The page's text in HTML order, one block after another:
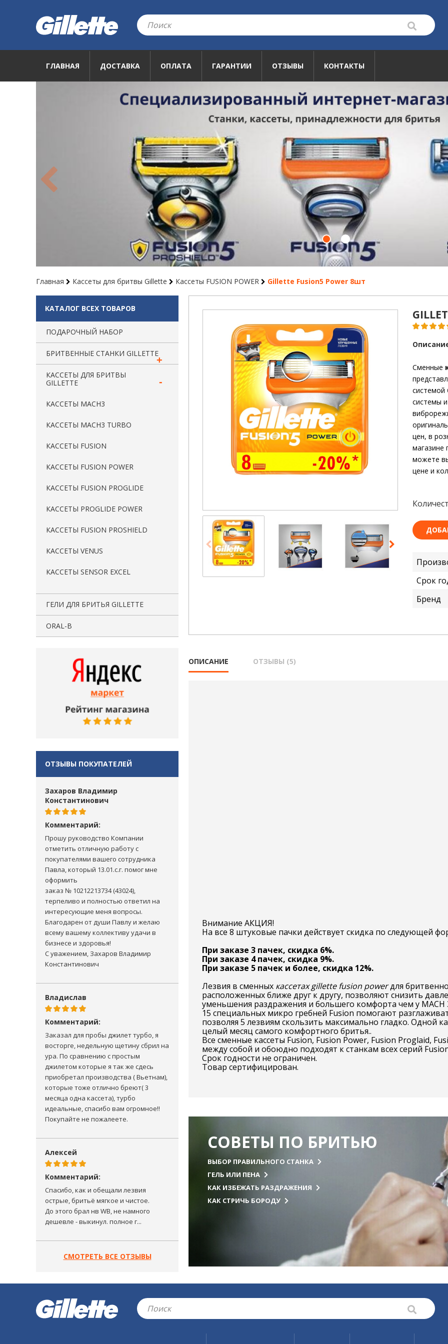
ГЛАВНАЯ ДОСТАВКА ОПЛАТА ГАРАНТИИ ОТЗЫВЫ КОНТАКТЫ
Главная Каcсеты для бритвы Gillette Кассеты FUSION POWER Gillette Fusion5 Power 8шт
КАТАЛОГ ВСЕХ ТОВАРОВ
ПОДАРОЧНЫЙ НАБОР
БРИТВЕННЫЕ СТАНКИ GILLETTE
КАCСЕТЫ ДЛЯ БРИТВЫ
GILLETTE
КАССЕТЫ MACH3
КАССЕТЫ MACH3 TURBO
КАССЕТЫ FUSION
КАССЕТЫ FUSION POWER
КАССЕТЫ FUSION PROGLIDE
КАССЕТЫ PROGLIDE POWER
КАССЕТЫ FUSION PROSHIELD
КАССЕТЫ VENUS
КАССЕТЫ SENSOR EXCEL
ГЕЛИ ДЛЯ БРИТЬЯ GILLETTE
ORAL-B
ОТЗЫВЫ ПОКУПАТЕЛЕЙ
Захаров Владимир
Константинович
Комментарий:
Прошу руководство Компании
отметить отличную работу с
покупателями вашего сотрудника
Павла, который 13.01.с.г. помог мне
оформить
заказ № 10212213734 (43024),
терпеливо и полностью ответил на
интересующие меня вопросы.
Благодарен от души Павлу и желаю
всему вашему коллективу удачи в
бизнесе и здоровья!
С уважением, Захаров Владимир
Константинович
Владислав
Комментарий:
Заказал для пробы джилет турбо, я
восторге, недельную щетину сбрил на
ура. По сравнению с простым
джилетом которые я так же сдесь
приобретал производства ( Вьетнам),
которые тоже отлично бреют( 3
месяца одна кассета), турбо
идеальные, спасибо вам огромное!!
Покупайте не пожалеете.
Алексей
Комментарий:
Спасибо, как и обещали лезвия
острые, бритьё мягкое и чистое.
До этого брал нв WB, не намного
дешевле - выкинул. полное г...
СМОТРЕТЬ ВСЕ ОТЗЫВЫ
Сменные
системой
системы
цен, в
магазине
можете
цене и
Срок
Бренд
ОПИСАНИЕ ОТЗЫВЫ (5)
Внимание АКЦИЯ!
На все 8 штуковые пачки действует скидка по следующей
При заказе 3 пачек, скидка 6%.
При заказе 4 пачек, скидка 9%.
При заказе 5 пачек и более, скидка 12%.
Лезвия в сменных кассетах gillette fusion powerдля
расположенных ближе друг к другу, позволяют снизить
уменьшения раздражения и большего комфорта чем у MACH
15 специальных микро гребней Fusion помогают
позволяя 5 лезвиям скользить максимально гладко. Одной
целый месяц самого комфортного бритья..
Все сменные кассеты Fusion, Fusion Power, Fusion Proglaid,
между собой и обоюдно подходят к станкам всех серий
Срок годности не ограничен.
Товар сертифицирован.
СОВЕТЫ ПО БРИТЬЮ
ВЫБОР ПРАВИЛЬНОГО СТАНКА
ГЕЛЬ ИЛИ ПЕНА
КАК ИЗБЕЖАТЬ РАЗДРАЖЕНИЯ
КАК СТРИЧЬ БОРОДУ